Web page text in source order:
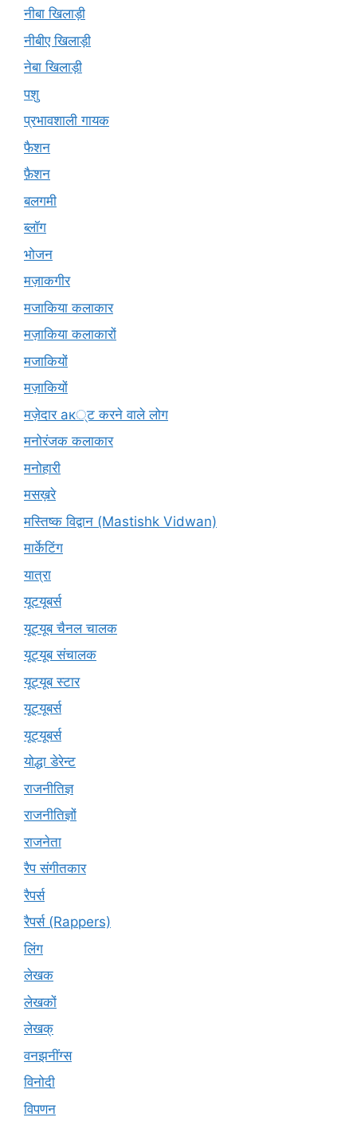
नीबा खिलाड़ी
नीबीए खिलाड़ी
नेबा खिलाड़ी
पशु
प्रभावशाली गायक
फैशन
फ़ैशन
बलगमी
ब्लॉग
भोजन
मज़ाकगीर
मजाकिया कलाकार
मज़ाकिया कलाकारों
मजाकियों
मज़ाकियों
मज़ेदार ак्ट करने वाले लोग
मनोरंजक कलाकार
मनोहारी
मसख़रे
मस्तिष्क विद्वान (Mastishk Vidwan)
मार्केटिंग
यात्रा
यूटयूबर्स
यूट्यूब चैनल चालक
यूट्यूब संचालक
यूट्यूब स्टार
यूट्यूबर्स
यूट्‍यूबर्स
योद्धा डेरेन्ट
राजनीतिज्ञ
राजनीतिज्ञों
राजनेता
रैप संगीतकार
रैपर्स
रैपर्स (Rappers)
लिंग
लेखक
लेखकों
लेखक्
वनझनींग्स
विनोदी
विपणन